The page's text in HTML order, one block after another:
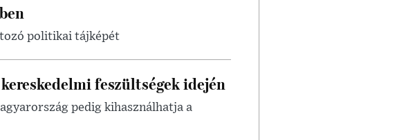
politikai tájképét
feszültségek idején
pedig kihasználhatja a